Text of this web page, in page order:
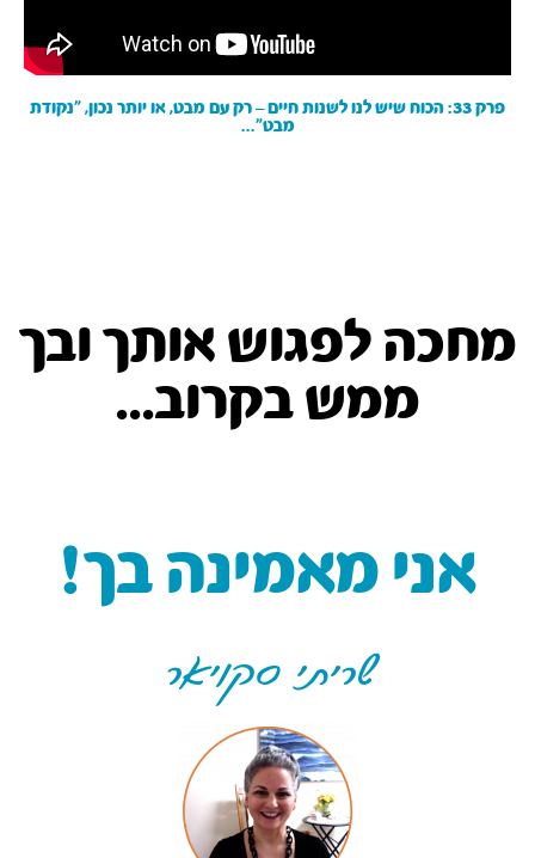
פרק 33: הכוח שיש לנו לשנות חיים – רק עם מבט, או יותר נכון, ״נקודת
מבט״...
מחכה לפגוש אותך ובך
ממש בקרוב...
אני מאמינה בך!
שריתי סקויאר